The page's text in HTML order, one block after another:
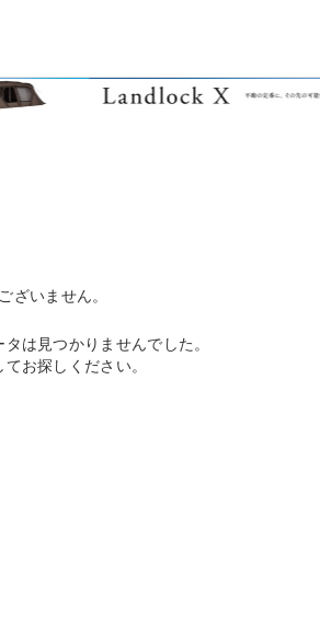
ざいません。
は見つかりませんでした。
お探しください。